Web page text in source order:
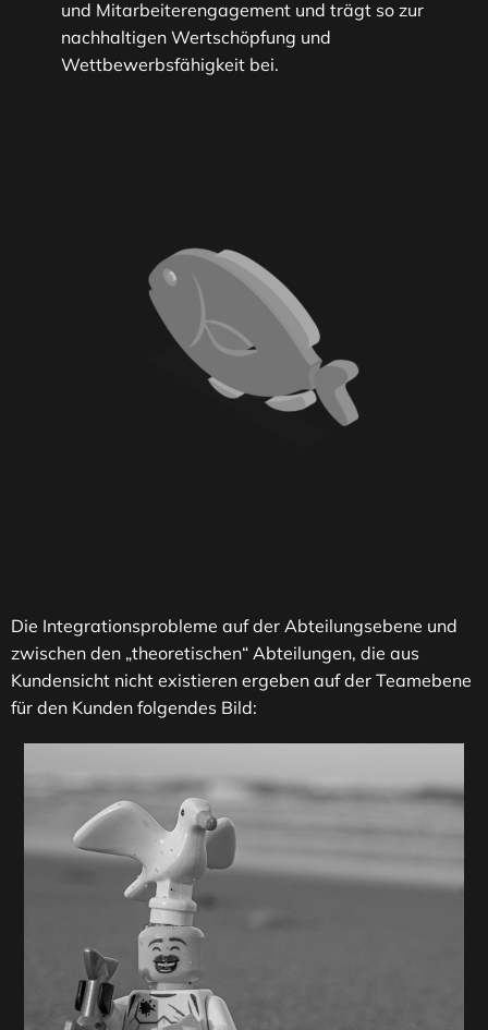
und Mitarbeiterengagement und trägt so zur
nachhaltigen Wertschöpfung und
Wettbewerbsfähigkeit bei.
Die Integrationsprobleme auf der Abteilungsebene und
zwischen den „theoretischen“ Abteilungen, die aus
Kundensicht nicht existieren ergeben auf der Teamebene
für den Kunden folgendes Bild: